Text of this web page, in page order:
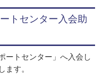
トセンター入会助
ートセンター」へ入会し
ます。